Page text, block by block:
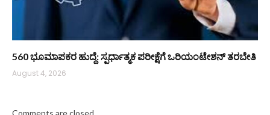
560 ಭೂಮಾಪಕರ ಹುದ್ದೆ: ಸ್ಪರ್ಧಾತ್ಮಕ ಪರೀಕ್ಷೆಗೆ ಒರಿಯಂಟೇಶನ್ ತರಬೇತಿ
August 4, 2026